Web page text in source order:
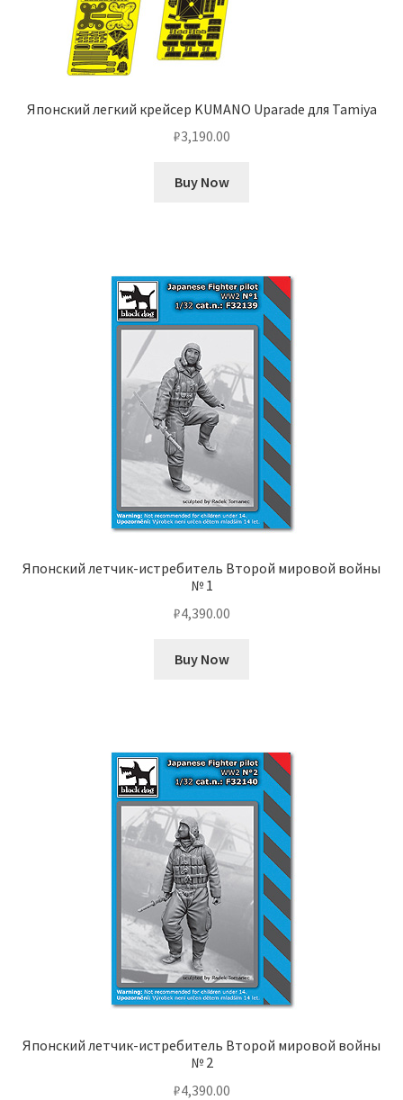
Японский легкий крейсер KUMANO Uparade для Tamiya
₽3,190.00
Buy Now
Японский летчик-истребитель Второй мировой войны
№ 1
₽4,390.00
Buy Now
Японский летчик-истребитель Второй мировой войны
№ 2
₽4,390.00